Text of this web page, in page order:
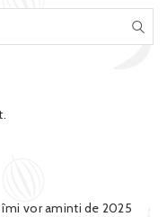
îmi vor aminti de 2025